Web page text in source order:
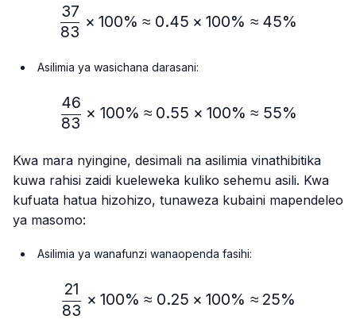
\frac{37}{83} × 100\%≈
83
37
× 100% ≈ 0.45 × 100% ≈ 45%
Asilimia ya wasichana darasani:
\frac{46}{83} × 100\%
83
46
× 100% ≈ 0.55 × 100% ≈ 55%
Kwa mara nyingine, desimali na asilimia vinathibitika
kuwa rahisi zaidi kueleweka kuliko sehemu asili. Kwa
kufuata hatua hizohizo, tunaweza kubaini mapendeleo
ya masomo:
Asilimia ya wanafunzi wanaopenda fasihi:
\frac{21}{83} × 100\% ≈
83
21
× 100% ≈ 0.25 × 100% ≈ 25%